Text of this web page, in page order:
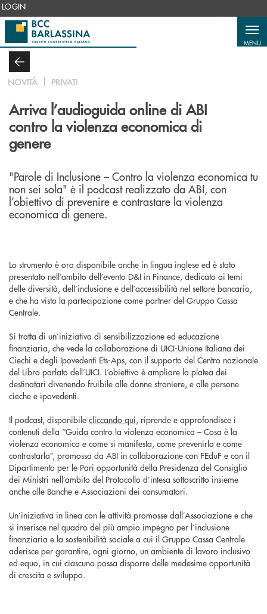
Salta al contenuto principale
LOGIN
MENU
NOVITÀ PRIVATI
Arriva l’audioguida online di ABI
contro la violenza economica di
genere
"Parole di Inclusione – Contro la violenza economica tu
non sei sola" è il podcast realizzato da ABI, con
l’obiettivo di prevenire e contrastare la violenza
economica di genere.
Lo strumento è ora disponibile anche in lingua inglese ed è stato
presentato nell’ambito dell’evento D&I in Finance, dedicato ai temi
delle diversità, dell’inclusione e dell’accessibilità nel settore bancario,
e che ha visto la partecipazione come partner del Gruppo Cassa
Centrale.
Si tratta di un’iniziativa di sensibilizzazione ed educazione
finanziaria, che vede la collaborazione di UICI-Unione Italiana dei
Ciechi e degli Ipovedenti Ets-Aps, con il supporto del Centro nazionale
del Libro parlato dell’UICI. L’obiettivo è ampliare la platea dei
destinatari divenendo fruibile alle donne straniere, e alle persone
cieche e ipovedenti.
Il podcast, disponibile cliccando qui, riprende e approfondisce i
contenuti della “Guida contro la violenza economica – Cosa è la
violenza economica e come si manifesta, come prevenirla e come
contrastarla”, promossa da ABI in collaborazione con FEduF e con il
Dipartimento per le Pari opportunità della Presidenza del Consiglio
dei Ministri nell’ambito del Protocollo d’intesa sottoscritto insieme
anche alle Banche e Associazioni dei consumatori.
Un’iniziativa in linea con le attività promosse dall’Associazione e che
si inserisce nel quadro del più ampio impegno per l’inclusione
finanziaria e la sostenibilità sociale a cui il Gruppo Cassa Centrale
aderisce per garantire, ogni giorno, un ambiente di lavoro inclusivo
ed equo, in cui ciascuno possa disporre delle medesime opportunità
di crescita e sviluppo.